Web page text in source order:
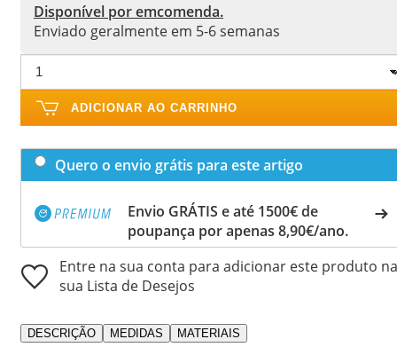
Disponível por emcomenda.
Enviado geralmente em 5-6 semanas
ADICIONAR AO CARRINHO
Quero o envio grátis para este artigo
Envio GRÁTIS e até 1500€ de
poupança por apenas 8,90€/ano.
Entre na sua conta para adicionar este produto na
sua Lista de Desejos
DESCRIÇÃO MEDIDAS MATERIAIS